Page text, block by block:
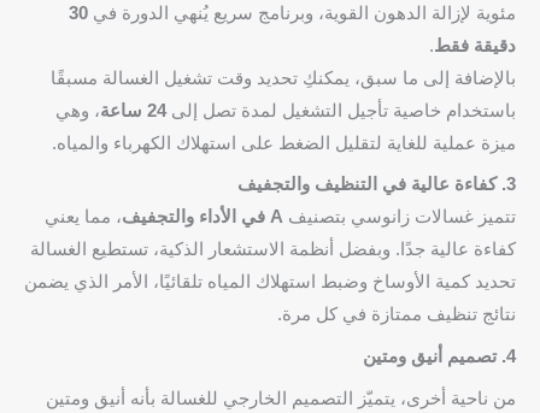
مئوية لإزالة الدهون القوية، وبرنامج سريع يُنهي الدورة في 30
دقيقة فقط.
بالإضافة إلى ما سبق، يمكنكِ تحديد وقت تشغيل الغسالة مسبقًا
باستخدام خاصية تأجيل التشغيل لمدة تصل إلى24 ساعة
، وهي
ميزة عملية للغاية لتقليل الضغط على استهلاك الكهرباء والمياه.
3. كفاءة عالية في التنظيف والتجفيف
تتميز غسالات زانوسي بتصنيف A في الأداء والتجفيف
، مما يعني
كفاءة عالية جدًا. وبفضل أنظمة الاستشعار الذكية، تستطيع الغسالة
تحديد كمية الأوساخ وضبط استهلاك المياه تلقائيًا، الأمر الذي يضمن
نتائج تنظيف ممتازة في كل مرة.
4. تصميم أنيق ومتين
من ناحية أخرى، يتميّز التصميم الخارجي للغسالة بأنه أنيق ومتين